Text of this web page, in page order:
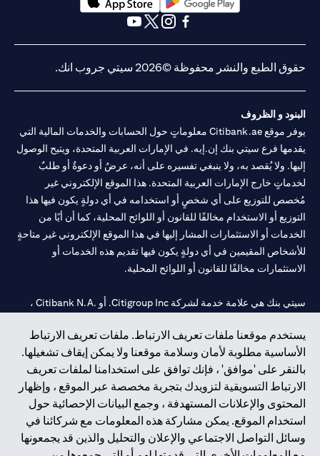
يستخدم موقعنا ملفات تعريف الارتباط. ملفات تعريف الارتباط
الأساسية مطلوبة لأمان وسلامة موقعنا ولا يمكن إيقاف تشغيلها.
بالنقر على 'موافق' ، فإنك توافق على استخدامنا لملفات تعريف
الارتباط التسويقية لتزويدك بتجربة مخصصة عبر الموقع ، وإظهار
المحتوى والإعلانات المستهدفة ، وجمع البيانات الإحصائية حول
استخدام الموقع. يمكن مشاركة هذه المعلومات مع شركائنا في
وسائل التواصل الاجتماعي والإعلان والتحليل والذين قد يجمعونها
opens in a new tab
opens in a new tab
حقوق الطبع والنشر محفوظة ©2026 سيتي جروب انك.
البنود و الظروف
يوفر موقع Citibank.ae معلوماتٍ حول الحسابات والخدمات المالية التي
يقدمها فرع سيتي بنك إن.إيه. في الإمارات العربية المتحدة، ويتيح الوصول
إليها. ولا يُقصد به، ولا ينبغي تفسيره على أنه، عرضٌ أو دعوةٌ أو طلبٌ
لخدماتٍ خارج الإمارات العربية المتحدة. هذا الموقع الإلكتروني غير
مُخصص للتوزيع على أي شخصٍ أو استخدامه في أي دولةٍ يكون فيها هذا
التوزيع أو الاستخدام مخالفًا للقانون أو اللوائح المحلية، كما أن أيًا من
الخدمات أو الاستثمارات المشار إليها في هذا الموقع الإلكتروني غير متاحةٍ
للأشخاص المقيمين في أي دولةٍ يكون فيها تقديم هذه الخدمات أو
الاستثمارات مخالفًا للقانون أو اللوائح المحلية.
سيتي بنك هي علامة خدمة لشركة Citigroup Inc. أو .Citibank N.A ،
سيتي بنك إن. إيه. الإمارات مسجل لدى مصرف الإمارات المركزي تحت
أرقام التراخيص 202563 لفرع الوصل في دبي، 531989 لفرع مول
الإمارات في دبي، و CN-1002019 لفرع أبوظبي. هاتف: 4000 311 04.
فرع سيتي بنك إن إيه - الإمارات العربية المتحدة مرخص من مصرف
الإمارات العربية المتحدة المركزي كفرع لبنك أجنبي.
سيتي بنك إن إيه الإمارات العربية المتحدة مرخص من هيئة الأوراق المالية